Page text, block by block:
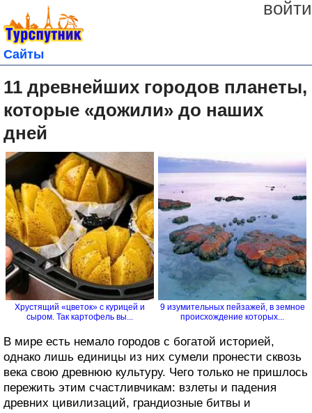
войти
Сайты
11 древнейших городов планеты,
которые «дожили» до наших
дней
Хрустящий «цветок» с курицей и
сыром. Так картофель вы...
9 изумительных пейзажей, в земное
происхождение которых...
В мире есть немало городов с богатой историей,
однако лишь единицы из них сумели пронести сквозь
века свою древнюю культуру. Чего только не пришлось
пережить этим счастливчикам: взлеты и падения
древних цивилизаций, грандиозные битвы и